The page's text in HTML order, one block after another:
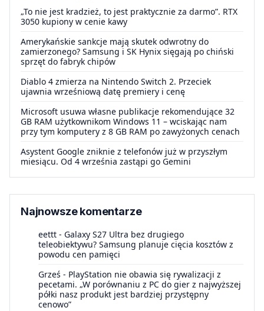
„To nie jest kradzież, to jest praktycznie za darmo”. RTX
3050 kupiony w cenie kawy
Amerykańskie sankcje mają skutek odwrotny do
zamierzonego? Samsung i SK Hynix sięgają po chiński
sprzęt do fabryk chipów
Diablo 4 zmierza na Nintendo Switch 2. Przeciek
ujawnia wrześniową datę premiery i cenę
Microsoft usuwa własne publikacje rekomendujące 32
GB RAM użytkownikom Windows 11 – wciskając nam
przy tym komputery z 8 GB RAM po zawyżonych cenach
Asystent Google zniknie z telefonów już w przyszłym
miesiącu. Od 4 września zastąpi go Gemini
Najnowsze komentarze
eettt - Galaxy S27 Ultra bez drugiego
teleobiektywu? Samsung planuje cięcia kosztów z
powodu cen pamięci
Grześ - PlayStation nie obawia się rywalizacji z
pecetami. „W porównaniu z PC do gier z najwyższej
półki nasz produkt jest bardziej przystępny
cenowo”